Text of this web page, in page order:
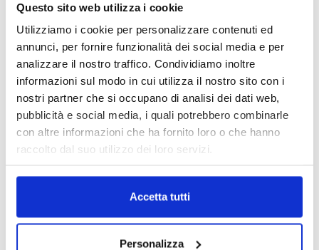
Questo sito web utilizza i cookie
Utilizziamo i cookie per personalizzare contenuti ed
annunci, per fornire funzionalità dei social media e per
analizzare il nostro traffico. Condividiamo inoltre
informazioni sul modo in cui utilizza il nostro sito con i
nostri partner che si occupano di analisi dei dati web,
pubblicità e social media, i quali potrebbero combinarle
con altre informazioni che ha fornito loro o che hanno
raccolto dal suo utilizzo dei loro servizi.
Accetta tutti
Personalizza
Prima Assicurazioni: grande
partecipazione alla Convention degli
intermediari partner 2026
1 Luglio 2026
MAGNIFICA HUMANITAS (l’impatto
dell’IA sul futuro e oltre)
1 Luglio 2026
AGOSTO 2026